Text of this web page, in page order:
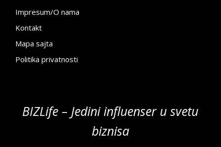
Impresum/O nama
Kontakt
Mapa sajta
Politika privatnosti
BIZLife – Jedini influenser u svetu
biznisa